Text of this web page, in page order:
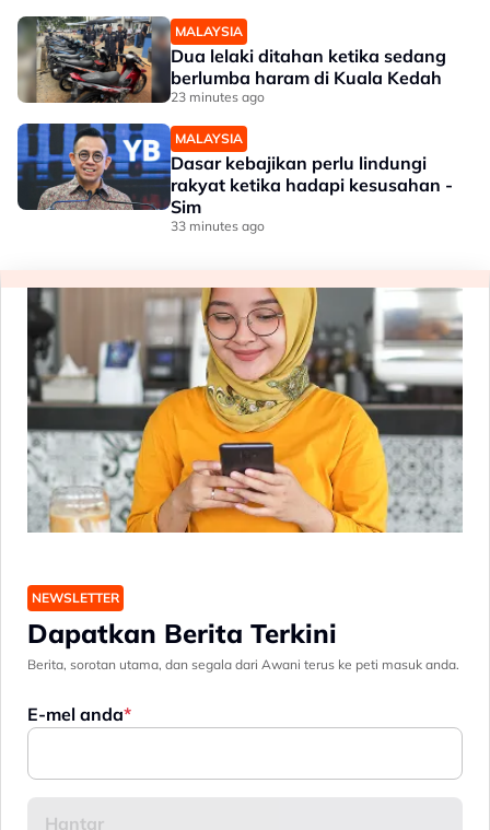
MALAYSIA
Dua lelaki ditahan ketika sedang
berlumba haram di Kuala Kedah
23 minutes ago
MALAYSIA
Dasar kebajikan perlu lindungi
rakyat ketika hadapi kesusahan -
Sim
33 minutes ago
NEWSLETTER
Dapatkan Berita Terkini
Berita, sorotan utama, dan segala dari Awani terus ke peti masuk anda.
E-mel anda